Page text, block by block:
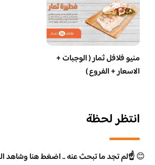
منيو فلافل ثمار ( الوجبات +
الاسعار + الفروع )
انتظر لحظة
😊☝️لم تجد ما تبحث عنه .. اضغط هنا وشاهد